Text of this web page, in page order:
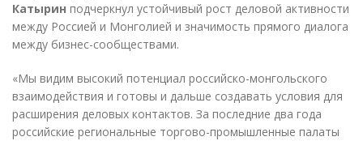
Катырин подчеркнул устойчивый рост деловой активности
между Россией и Монголией и значимость прямого диалога
между бизнес-сообществами.
«Мы видим высокий потенциал российско-монгольского
взаимодействия и готовы и дальше создавать условия для
расширения деловых контактов. За последние два года
российские региональные торгово-промышленные палаты